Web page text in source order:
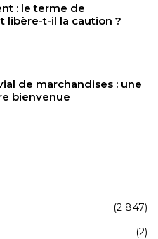
: le terme de
libère-t-il la caution ?
de marchandises : une
bienvenue
(2 847)
(2)